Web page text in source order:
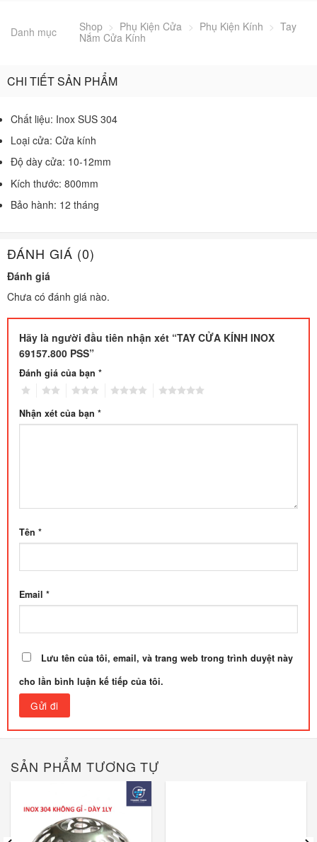
Danh mục Shop > Phụ Kiện Cửa > Phụ Kiện Kính > Tay
Nắm Cửa Kính
CHI TIẾT SẢN PHẨM
Chất liệu: Inox SUS 304
Loại cửa: Cửa kính
Độ dày cửa: 10-12mm
Kích thước: 800mm
Bảo hành: 12 tháng
ĐÁNH GIÁ (0)
Đánh giá
Chưa có đánh giá nào.
Hãy là người đầu tiên nhận xét “TAY CỬA KÍNH INOX
69157.800 PSS”
Đánh giá của bạn *
Nhận xét của bạn *
Tên *
Email *
Lưu tên của tôi, email, và trang web trong trình duyệt này
cho lần bình luận kế tiếp của tôi.
SẢN PHẨM TƯƠNG TỰ